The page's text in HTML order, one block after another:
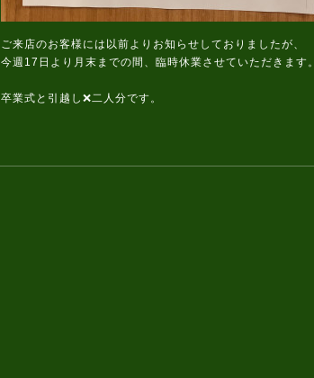
ご来店のお客様には以前よりお知らせしておりましたが、
今週17日より月末までの間、臨時休業させていただきます。
卒業式と引越し❌二人分です。